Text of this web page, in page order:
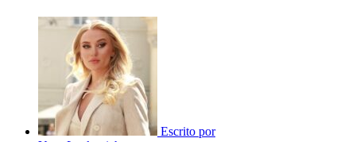
Escrito por